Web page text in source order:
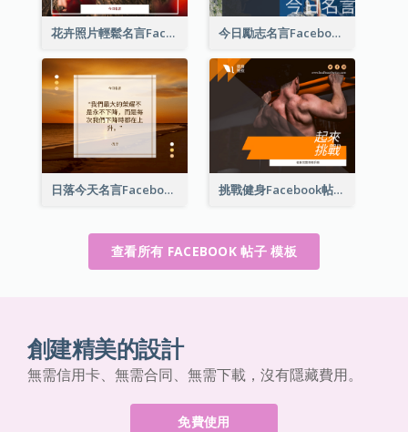
花卉照片輕鬆名言Facebook帖子 今日勵志名言Facebook帖子
日落今天名言Facebook帖子 挑戰健身Facebook帖子
查看所有 FACEBOOK 帖子 模板
創建精美的設計
無需信用卡、無需合同、無需下載，沒有隱藏費用。
免費使用